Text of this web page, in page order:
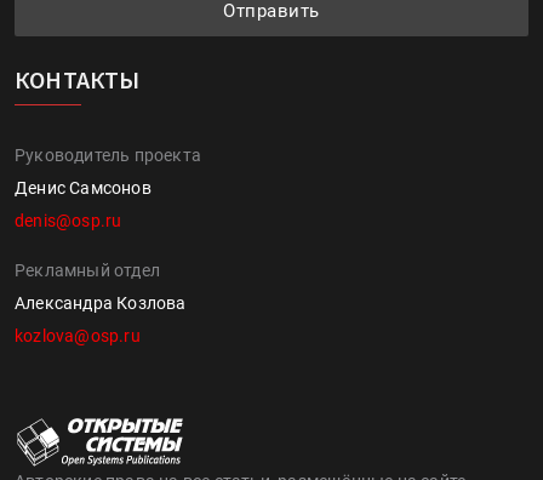
Отправить
КОНТАКТЫ
Руководитель проекта
Денис Самсонов
denis@osp.ru
Рекламный отдел
Александра Козлова
kozlova@osp.ru